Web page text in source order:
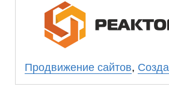
Планируем в ближайшее
ООО «Прогресс Сайт»
сайта.
Продвижение сайтов,